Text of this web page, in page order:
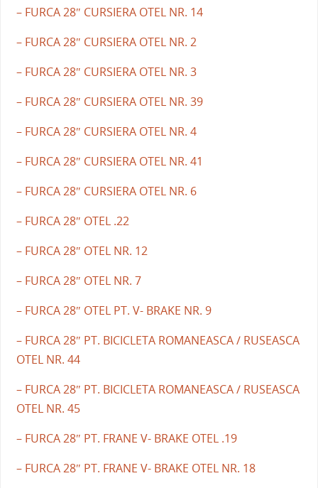
– FURCA 28″ CURSIERA OTEL NR. 14
– FURCA 28″ CURSIERA OTEL NR. 2
– FURCA 28″ CURSIERA OTEL NR. 3
– FURCA 28″ CURSIERA OTEL NR. 39
– FURCA 28″ CURSIERA OTEL NR. 4
– FURCA 28″ CURSIERA OTEL NR. 41
– FURCA 28″ CURSIERA OTEL NR. 6
– FURCA 28″ OTEL .22
– FURCA 28″ OTEL NR. 12
– FURCA 28″ OTEL NR. 7
– FURCA 28″ OTEL PT. V- BRAKE NR. 9
– FURCA 28″ PT. BICICLETA ROMANEASCA / RUSEASCA
OTEL NR. 44
– FURCA 28″ PT. BICICLETA ROMANEASCA / RUSEASCA
OTEL NR. 45
– FURCA 28″ PT. FRANE V- BRAKE OTEL .19
– FURCA 28″ PT. FRANE V- BRAKE OTEL NR. 18